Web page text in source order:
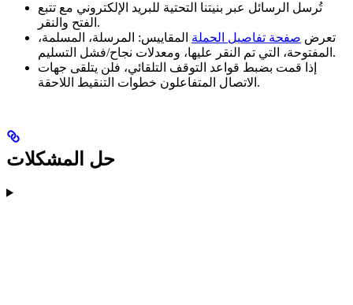
تُرسل الرسائل عبر بنيتنا التحتية للبريد الإلكتروني مع تتبع
الفتح والنقر.
تعرض صفحة تفاصيل الحملة المقاييس: المرسلة، المسلمة،
المفتوحة، التي تم النقر عليها، ومعدلات نجاح/فشل التسليم.
إذا قمت بضبط قواعد التوقف التلقائي، فلن يتلقى جهات
الاتصال المتفاعلون خطوات التنقيط اللاحقة.
حل المشكلات